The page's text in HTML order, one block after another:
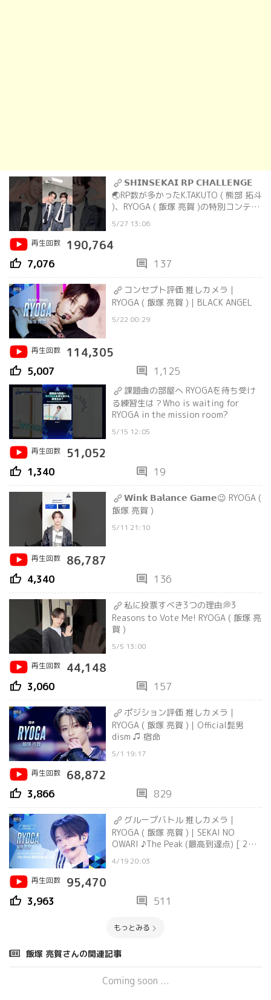
𝗦𝗛𝗜𝗡𝗦𝗘𝗞𝗔𝗜 𝗥𝗣 𝗖𝗛𝗔𝗟𝗟𝗘𝗡𝗚𝗘
🌏RP数が多かったK.TAKUTO ( 熊部 拓斗
)、RYOGA ( 飯塚 亮賀 )の特別コンテン
5/27 13:06
再生回数
190,764
thumb_up 7,076 comment 137
コンセプト評価 推しカメラ｜
RYOGA ( 飯塚 亮賀 )｜BLACK ANGEL
5/22 00:29
再生回数 114,305
thumb_up 5,007 comment 1,125
課題曲の部屋へ RYOGAを待ち受け
る練習生は？Who is waiting for
RYOGA in the mission room?
5/15 12:05
再生回数
51,052
thumb_up 1,340 comment 19
𝗪𝗶𝗻𝗸 𝗕𝗮𝗹𝗮𝗻𝗰𝗲 𝗚𝗮𝗺𝗲😉 RYOGA (
飯塚 亮賀 )
5/11 21:10
再生回数 86,787
thumb_up 4,340 comment 136
私に投票すべき3つの理由💭3
Reasons to Vote Me! RYOGA ( 飯塚 亮
賀 )
5/5 13:00
再生回数
44,148
thumb_up 3,060 comment 157
ポジション評価 推しカメラ｜
RYOGA ( 飯塚 亮賀 )｜Official髭男
dism ♫ 宿命
5/1 19:17
再生回数
68,872
thumb_up 3,866 comment 829
グループバトル 推しカメラ｜
RYOGA ( 飯塚 亮賀 )｜SEKAI NO
OWARI ♪The Peak (最高到達点) [ 2組
4/19 20:03
再生回数
95,470
thumb_up 3,963 comment 511
もっとみる
飯塚 亮賀さんの関連記事
Coming soon ...